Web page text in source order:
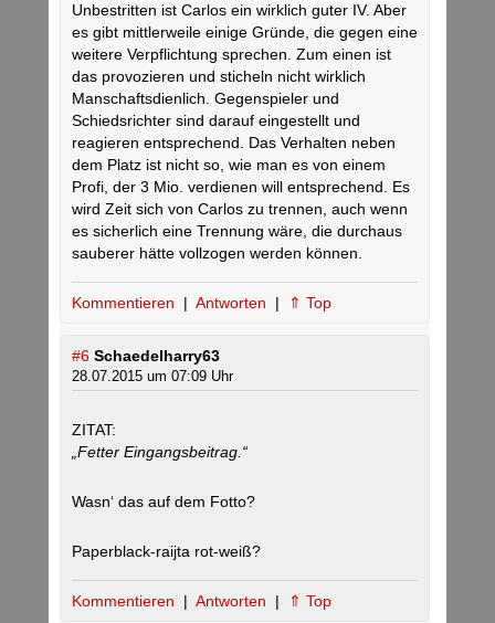
Unbestritten ist Carlos ein wirklich guter IV. Aber
es gibt mittlerweile einige Gründe, die gegen eine
weitere Verpflichtung sprechen. Zum einen ist
das provozieren und sticheln nicht wirklich
Manschaftsdienlich. Gegenspieler und
Schiedsrichter sind darauf eingestellt und
reagieren entsprechend. Das Verhalten neben
dem Platz ist nicht so, wie man es von einem
Profi, der 3 Mio. verdienen will entsprechend. Es
wird Zeit sich von Carlos zu trennen, auch wenn
es sicherlich eine Trennung wäre, die durchaus
sauberer hätte vollzogen werden können.
Kommentieren | Antworten | ⇑ Top
#6 Schaedelharry63
28.07.2015 um 07:09 Uhr
ZITAT:
„Fetter Eingangsbeitrag.“
Wasn‘ das auf dem Fotto?
Paperblack-raijta rot-weiß?
Kommentieren | Antworten | ⇑ Top